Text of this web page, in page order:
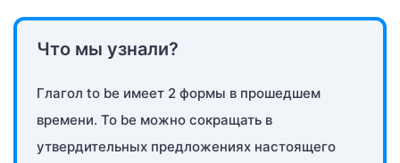
Что мы узнали?
Глагол to be имеет 2 формы в прошедшем
времени. To be можно сокращать в
утвердительных предложениях настоящего